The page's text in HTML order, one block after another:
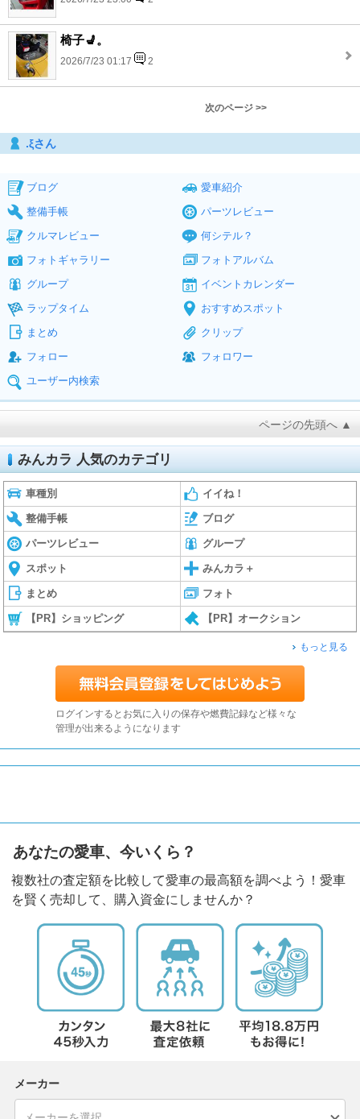
椅子💺。
2026/7/23 01:17 2
次のページ >>
.ξさん
ブログ
愛車紹介
整備手帳
パーツレビュー
クルマレビュー
何シテル？
フォトギャラリー
フォトアルバム
グループ
イベントカレンダー
ラップタイム
おすすめスポット
まとめ
クリップ
フォロー
フォロワー
ユーザー内検索
ページの先頭へ ▲
みんカラ 人気のカテゴリ
車種別 イイね！
整備手帳 ブログ
パーツレビュー グループ
スポット みんカラ＋
まとめ フォト
【PR】ショッピング 【PR】オークション
もっと見る
ログインするとお気に入りの保存や燃費記録など様々な
管理が出来るようになります
あなたの愛車、今いくら？
複数社の査定額を比較して愛車の最高額を調べよう！愛車
を賢く売却して、購入資金にしませんか？
メーカー